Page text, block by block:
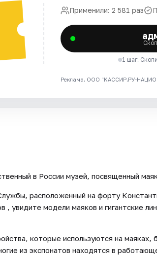
Применили: 2 581 раз
1 шаг.
Реклама. ООО "КАССИР.РУ-
в России музей, посвященный
расположенный на форту
, увидите модели маяков и гигантские
которые используются на маяках,
из экспонатов находятся в